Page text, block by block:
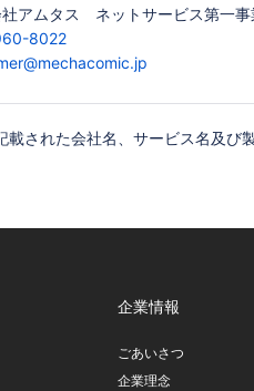
アムタス ネットサービス第一事
8022
載された会社名、サービス名及び
企業情報
ごあいさつ
企業理念